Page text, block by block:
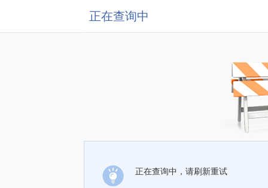
正在查询中
正在查询中，请刷新重试